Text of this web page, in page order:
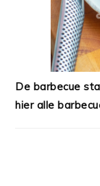
De barbecue
hier alle